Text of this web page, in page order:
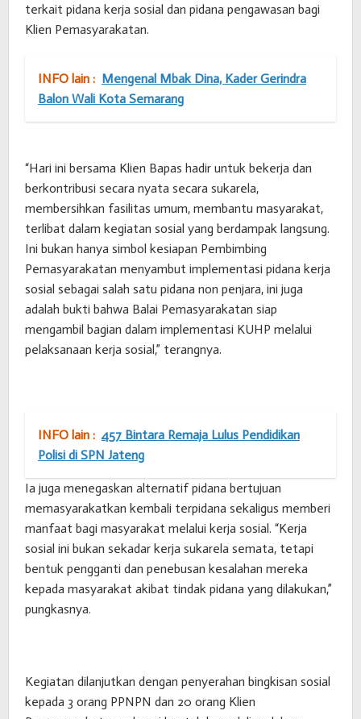
terkait pidana kerja sosial dan pidana pengawasan bagi
Klien Pemasyarakatan.
INFO lain : Mengenal Mbak Dina, Kader Gerindra
Balon Wali Kota Semarang
“Hari ini bersama Klien Bapas hadir untuk bekerja dan
berkontribusi secara nyata secara sukarela,
membersihkan fasilitas umum, membantu masyarakat,
terlibat dalam kegiatan sosial yang berdampak langsung.
Ini bukan hanya simbol kesiapan Pembimbing
Pemasyarakatan menyambut implementasi pidana kerja
sosial sebagai salah satu pidana non penjara, ini juga
adalah bukti bahwa Balai Pemasyarakatan siap
mengambil bagian dalam implementasi KUHP melalui
pelaksanaan kerja sosial,” terangnya.
INFO lain : 457 Bintara Remaja Lulus Pendidikan
Polisi di SPN Jateng
Ia juga menegaskan alternatif pidana bertujuan
memasyarakatkan kembali terpidana sekaligus memberi
manfaat bagi masyarakat melalui kerja sosial. “Kerja
sosial ini bukan sekadar kerja sukarela semata, tetapi
bentuk pengganti dan penebusan kesalahan mereka
kepada masyarakat akibat tindak pidana yang dilakukan,”
pungkasnya.
Kegiatan dilanjutkan dengan penyerahan bingkisan sosial
kepada 3 orang PPNPN dan 20 orang Klien